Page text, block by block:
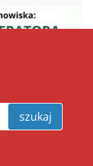
szukaj